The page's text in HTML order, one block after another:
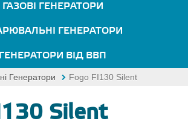
ГАЗОВІ ГЕНЕРАТОРИ
ГЕНЕРАТОРИ
ГЕНЕРАТОРИ ВІД ВВП
Генератори Fogo FI130 Silent
Silent